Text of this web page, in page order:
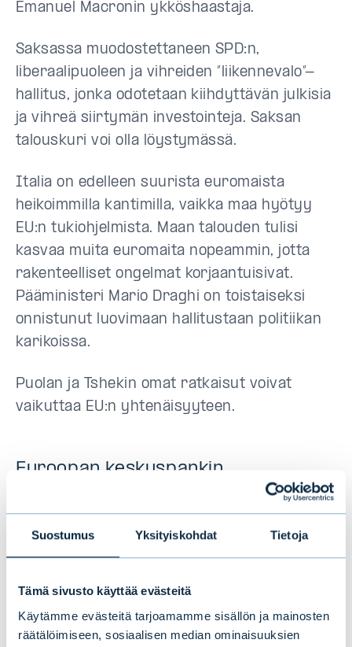
Suostumus Yksityiskohdat Tietoja
Tämä sivusto käyttää evästeitä
Käytämme evästeitä tarjoamamme sisällön ja mainosten
räätälöimiseen, sosiaalisen median ominaisuuksien
Emanuel Macronin ykköshaastaja.
Saksassa muodostettaneen SPD:n,
liberaalipuoleen ja vihreiden ”liikennevalo”-
hallitus, jonka odotetaan kiihdyttävän julkisia
ja vihreä siirtymän investointeja. Saksan
talouskuri voi olla löystymässä.
Italia on edelleen suurista euromaista
heikoimmilla kantimilla, vaikka maa hyötyy
EU:n tukiohjelmista. Maan talouden tulisi
kasvaa muita euromaita nopeammin, jotta
rakenteelliset ongelmat korjaantuisivat.
Pääministeri Mario Draghi on toistaiseksi
onnistunut luovimaan hallitustaan politiikan
karikoissa.
Puolan ja Tshekin omat ratkaisut voivat
vaikuttaa EU:n yhtenäisyyteen.
Euroopan keskuspankin
rahapolitiikka on muutoksessa
Keskuspankki on jo tarkistanut
inflaatiotavoitettaan, sen osto-ohjelmat
painottamaan ilmastonmuutostekijöitä
politiikkansa toteutuksessa. Talouden